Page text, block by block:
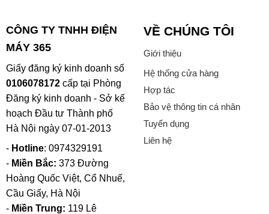
CÔNG TY TNHH ĐIỆN
MÁY 365
Giấy đăng ký kinh doanh số
0106078172cấp tại Phòng
Đăng ký kinh doanh - Sở kế
hoạch Đầu tư Thành phố
Hà Nội ngày 07-01-2013
- Hotline: 0974329191
- Miền Bắc: 373 Đường
Hoàng Quốc Việt, Cổ Nhuế,
Cầu Giấy, Hà Nội
- Miền Trung: 119 Lê
VỀ CHÚNG TÔI
Giới thiệu
Hệ thống cửa hàng
Hợp tác
Bảo vệ thông tin cá nhân
Tuyển dụng
Liên hệ